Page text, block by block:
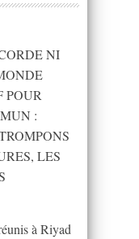
NI
POUR
:
LES
à Riyad